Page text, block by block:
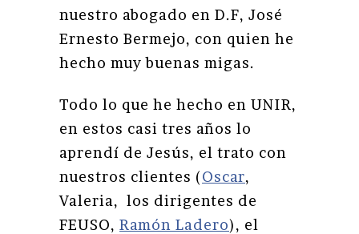
nuestro abogado en D.F, José
Ernesto Bermejo, con quien he
hecho muy buenas migas.
Todo lo que he hecho en UNIR,
en estos casi tres años lo
aprendí de Jesús, el trato con
nuestros clientes (Oscar,
Valeria, los dirigentes de
FEUSO, Ramón Ladero), el